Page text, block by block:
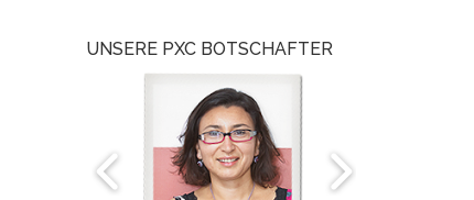
UNSERE PXC BOTSCHAFTER